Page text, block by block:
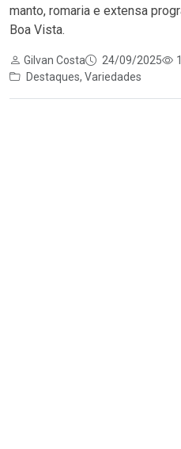
manto, romaria e extensa
Boa Vista.
Gilvan Costa 24/09/2025
Destaques, Variedades